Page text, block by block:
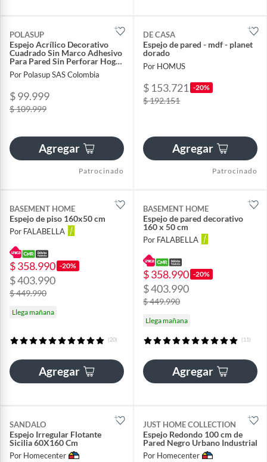
POLASUP
Espejo Acrílico Decorativo
Cuadrado Sin Marco Adhesivo
Para Pared Sin Perforar Hogar
Moderno 120cm
Por Polasup SAS Colombia
$ 99.999
$ 109.999
Agregar
Patrocinado
DE CASA
Espejo de pared - mdf - planet
dorado
Por HOMUS
$ 153.721 -20%
$ 192.151
Agregar
Patrocinado
BASEMENT HOME
Espejo de piso 160x50 cm
Por FALABELLA
$ 358.990 -20%
$ 403.990
$ 449.990
Llega mañana
(20)
Agregar
BASEMENT HOME
Espejo de pared decorativo
160 x 50 cm
Por FALABELLA
$ 358.990 -20%
$ 403.990
$ 449.990
Llega mañana
(11)
Agregar
SANDALO
Espejo Irregular Flotante
Sicilia 60X160 Cm
Por Homecenter
JUST HOME COLLECTION
Espejo Redondo 100 cm de
Pared Negro Urbano Industrial
Por Homecenter